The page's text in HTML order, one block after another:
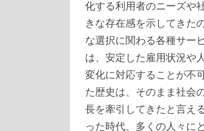
化する利用者のニーズや
きな存在感を示してきた
な選択に関わる各種サー
は、安定した雇用状況や
変化に対応することが不
た歴史は、そのまま社会
長を牽引してきたと言え
った時代、多くの人々に